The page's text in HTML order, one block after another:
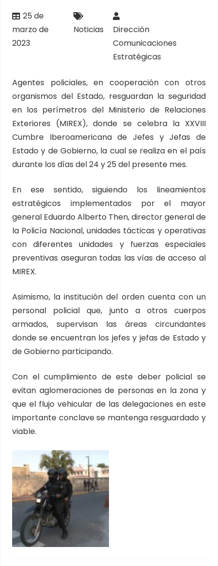
25 de
marzo de
2023
Noticias
Dirección
Comunicaciones
Estratégicas
Agentes policiales, en cooperación con otros
organismos del Estado, resguardan la seguridad
en los perímetros del Ministerio de Relaciones
Exteriores (MIREX), donde se celebra la XXVIII
Cumbre Iberoamericana de Jefes y Jefas de
Estado y de Gobierno, la cual se realiza en el país
durante los días del 24 y 25 del presente mes.
En ese sentido, siguiendo los lineamientos
estratégicos implementados por el mayor
general Eduardo Alberto Then, director general de
la Policía Nacional, unidades tácticas y operativas
con diferentes unidades y fuerzas especiales
preventivas aseguran todas las vías de acceso al
MIREX.
Asimismo, la institución del orden cuenta con un
personal policial que, junto a otros cuerpos
armados, supervisan las áreas circundantes
donde se encuentran los jefes y jefas de Estado y
de Gobierno participando.
Con el cumplimiento de este deber policial se
evitan aglomeraciones de personas en la zona y
que el flujo vehicular de las delegaciones en este
importante conclave se mantenga resguardado y
viable.